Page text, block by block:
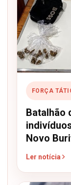
FORÇA
Batalhão
Novo
Ler notícia